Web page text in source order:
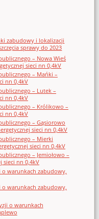
zabudowy i lokalizacji
sprawy do 2023
– Nowa Wieś
sieci nn 0,4kV
– Mańki –
nn 0,4kV
– Lutek –
nn 0,4kV
– Królikowo –
nn 0,4kV
– Gąsiorowo
sieci nn 0,4kV
– Mierki
sieci nn 0,4kV
– Jemiołowo –
sieci nn 0,4kV
warunkach zabudowy,
warunkach zabudowy,
o warunkach